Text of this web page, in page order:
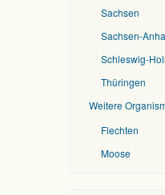
Sachsen
Sachsen-
Schleswig-
Thüringen
Weitere
Flechten
Moose